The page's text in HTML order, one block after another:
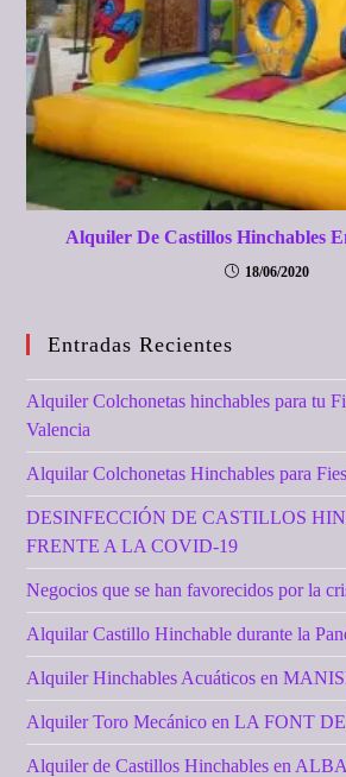
Alquiler De Castillos Hinchables
18/06/2020
Entradas Recientes
Alquiler Colchonetas hinchables para tu
Valencia
Alquilar Colchonetas Hinchables para
DESINFECCIÓN DE CASTILLOS
FRENTE A LA COVID-19
Negocios que se han favorecidos por la
Alquilar Castillo Hinchable durante la
Alquiler Hinchables Acuáticos en
Alquiler Toro Mecánico en LA FONT
Alquiler de Castillos Hinchables en